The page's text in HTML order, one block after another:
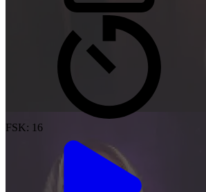
FSK: 16